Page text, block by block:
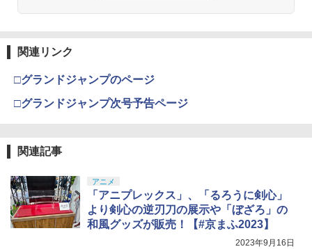
関連リンク
□グランドジャンプのページ
□グランドジャンプ次号予告ページ
関連記事
アニメ
「アニプレックス」、「るろうに剣心」
より剣心の逆刃刀の展示や「ぼざろ」の
和風グッズが販売！【#京まふ2023】
2023年9月16日